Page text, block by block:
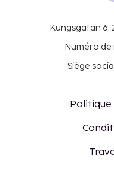
Kungsgatan 6,
Numéro de
Siège